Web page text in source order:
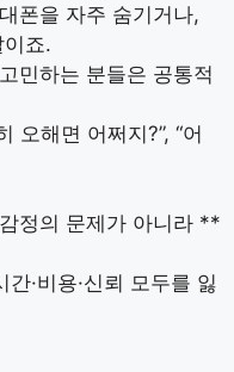
폰을 자주 숨기거나,
죠.
민하는 분들은 공통적
오해면 어쩌지?”, “어
정의 문제가 아니라 **
·비용·신뢰 모두를 잃